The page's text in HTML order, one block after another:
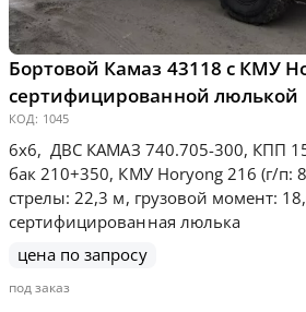
Бортовой Камаз 43118 с КМУ
сертифицированной люлькой
КОД: 1045
6х6, ДВС КАМАЗ 740.705-300, КПП
бак 210+350, КМУ Horyong 216 (г/п:
стрелы: 22,3 м, грузовой момент:
сертифицированная люлька
цена по запросу
под заказ